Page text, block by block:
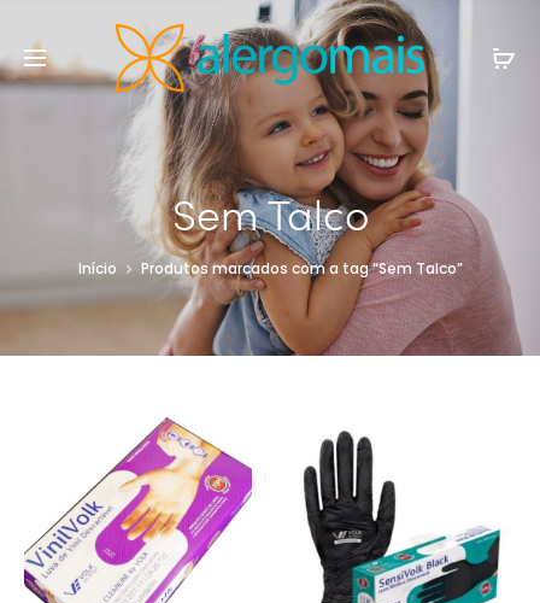
Sem Talco
Início Produtos marcados com a tag “Sem Talco”